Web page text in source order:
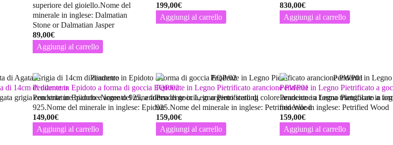
superiore del gioiello.Nome del
minerale in inglese: Dalmatian
Stone or Dalmatian Jasper
89,00€
Aggiungi al carrello
199,00€
Aggiungi al carrello
830,00€
Aggiungi al carrello
di 14cm di diametro
grigia con striature bianche.Nome del minerale
Pendente in Epidoto a forma di goccia EQP/02
Pendente in Epidoto e argento 925, a forma di goccia, in argento sterling
925.Nome del minerale in inglese: Epidote
149,00€
Aggiungi al carrello
Pendente in Legno Pietrificato arancione PWP01
Pendente in Legno Pietrificato di colore arancione a forma triangolare in
925.Nome del minerale in inglese: Petrified Wood
159,00€
Aggiungi al carrello
Pendente in Legno Pietrificato a
Pendente in Legno Pietrificato a
minerale in inglese: Petrified Wood
159,00€
Aggiungi al carrello